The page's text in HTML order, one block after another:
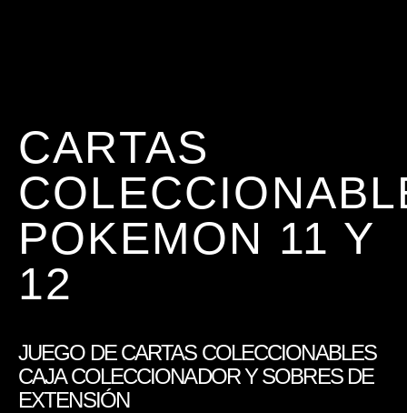
CARTAS
POKEMON 11 Y
12
JUEGO DE CARTAS COLECCIONABLES
CAJA COLECCIONADOR Y SOBRES DE
EXTENSIÓN